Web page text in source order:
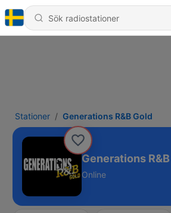
Stationer Generations R&B Gold
Generations
Online